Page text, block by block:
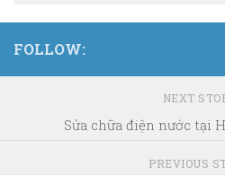
FOLLOW:
NEXT
Sửa chữa điện nước tại
PREVIOUS